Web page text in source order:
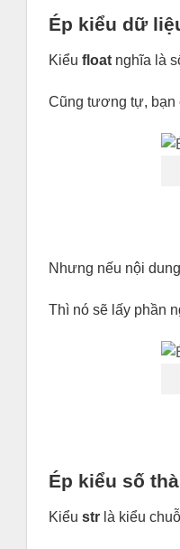
Ép kiểu dữ
Kiểu float nghĩa là
Cũng tương tự, bạn
Nhưng nếu nội
Thì nó sẽ lấy phần
Ép kiểu số
Kiểu str là kiểu